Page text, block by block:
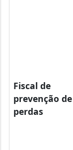
Fiscal de
prevenção de
perdas